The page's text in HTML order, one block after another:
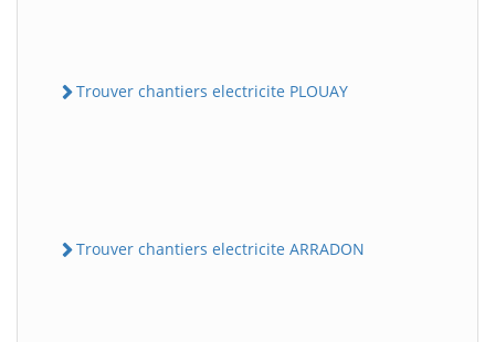
Trouver chantiers electricite PLOUAY
Trouver chantiers electricite ARRADON